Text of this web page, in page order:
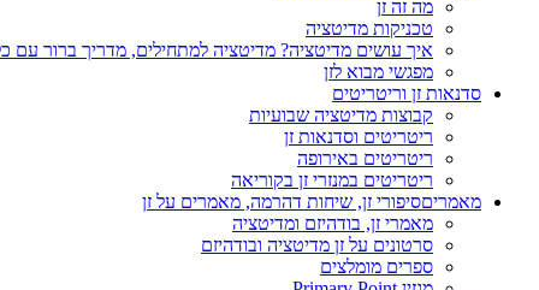
מה זה זן
טכניקות מדיטציה
איך עושים מדיטציה? מדיטציה למתחילים, מדריך ברור עם
מפגשי מבוא לזן
סדנאות זן וריטריטים
קבוצות מדיטציה שבועיות
ריטריטים וסדנאות זן
ריטריטים באירופה
ריטריטים במנזרי זן בקוריאה
מאמריםסיפורי זן, שיחות דהרמה, מאמרים על זן
מאמרי זן, בודהיזם ומדיטציה
סרטונים על זן מדיטציה ובודהיזם
ספרים מומלצים